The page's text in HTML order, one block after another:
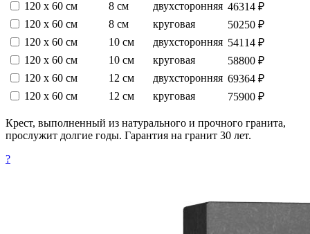
120 х 60 см
8 см двухсторонняя 46314 ₽
120 х 60 см
8 см круговая
50250 ₽
120 х 60 см
10 см двухсторонняя 54114 ₽
120 х 60 см
10 см круговая
58800 ₽
120 х 60 см
12 см двухсторонняя 69364 ₽
120 х 60 см
12 см круговая 75900 ₽
Крест, выполненный из натурального и прочного гранита,
прослужит долгие годы. Гарантия на гранит 30 лет.
?